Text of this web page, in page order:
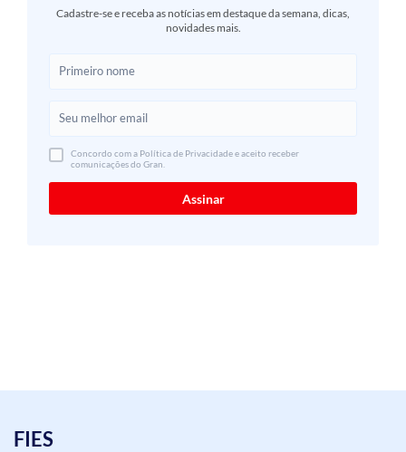
Cadastre-se e receba as notícias em destaque da semana, dicas,
novidades mais.
Concordo com a Política de Privacidade e aceito receber
comunicações do Gran.
FIES